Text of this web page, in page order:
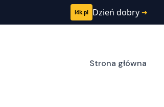
Strona główna
i4k.pl Dzień dobry ➔